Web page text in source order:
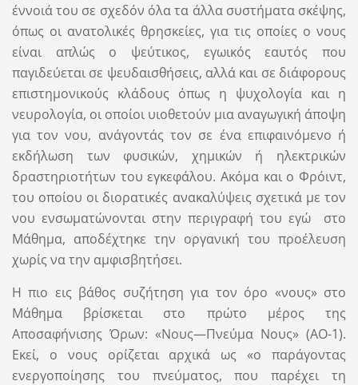
έννοιά του σε σχεδόν όλα τα άλλα συστήματα σκέψης,
όπως οι ανατολικές θρησκείες, για τις οποίες ο νους
είναι απλώς ο ψεύτικος, εγωικός εαυτός που
παγιδεύεται σε ψευδαισθήσεις, αλλά και σε διάφορους
επιστημονικούς κλάδους όπως η ψυχολογία και η
νευρολογία, οι οποίοι υιοθετούν μια αναγωγική άποψη
για τον νου, ανάγοντάς τον σε ένα επιφαινόμενο ή
εκδήλωση των φυσικών, χημικών ή ηλεκτρικών
δραστηριοτήτων του εγκεφάλου. Ακόμα και ο Φρόιντ,
του οποίου οι διορατικές ανακαλύψεις σχετικά με τον
νου ενσωματώνονται στην περιγραφή του εγώ στο
Μάθημα, αποδέχτηκε την οργανική του προέλευση
χωρίς να την αμφισβητήσει.
Η πιο εις βάθος συζήτηση για τον όρο «νους» στο
Μάθημα βρίσκεται στο πρώτο μέρος της
Αποσαφήνισης Όρων: «Νους—Πνεύμα Νους» (ΑΟ-1).
Εκεί, ο νους ορίζεται αρχικά ως «ο παράγοντας
ενεργοποίησης του πνεύματος, που παρέχει τη